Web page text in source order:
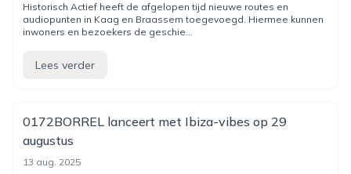
Historisch Actief heeft de afgelopen tijd nieuwe routes en
audiopunten in Kaag en Braassem toegevoegd. Hiermee kunnen
inwoners en bezoekers de geschie...
Lees verder
0172BORREL lanceert met Ibiza-vibes op 29
augustus
13 aug. 2025